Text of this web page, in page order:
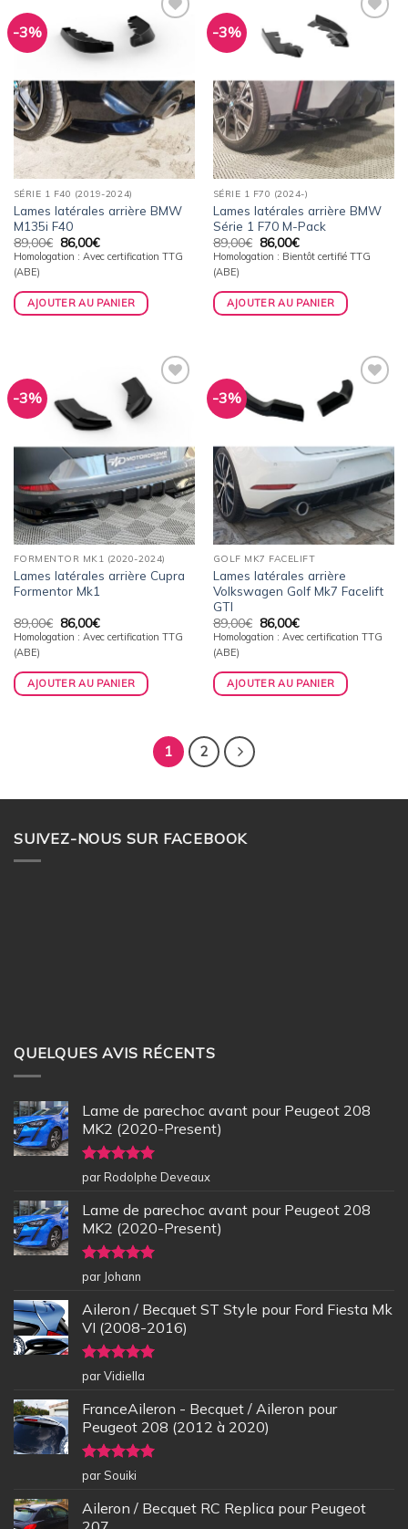
-3%
Ajouter
SÉRIE 1 F40 (2019-2024)
Lames latérales arrière BMW
M135i F40
89,00€ Le
prix
initial
89,00€.
86,00€Le
prix
actuel
86,00€.
Homologation : Avec certification TTG
(ABE)
AJOUTER AU PANIER
-3%
SÉRIE 1 F70 (2024-)
Lames latérales arrière BMW
Série 1 F70 M-Pack
89,00€ Le
prix
initial
89,00€.
86,00€Le
prix
actuel
86,00€.
Homologation : Bientôt certifié TTG
(ABE)
AJOUTER AU PANIER
-3%
Ajouter
FORMENTOR MK1 (2020-2024)
Lames latérales arrière Cupra
Formentor Mk1
89,00€ Le
prix
initial
89,00€.
86,00€Le
prix
actuel
86,00€.
Homologation : Avec certification TTG
(ABE)
AJOUTER AU PANIER
-3%
Ajouter
GOLF MK7 FACELIFT
Lames latérales arrière
Volkswagen Golf Mk7 Facelift
GTI
89,00€ Le
prix
initial
89,00€.
86,00€Le
prix
actuel
86,00€.
Homologation : Avec certification TTG
(ABE)
AJOUTER AU PANIER
1 2
SUIVEZ-NOUS SUR FACEBOOK
QUELQUES AVIS RÉCENTS
Lame de parechoc avant pour Peugeot 208
MK2 (2020-Present)
Note5sur
5
par Rodolphe Deveaux
Lame de parechoc avant pour Peugeot 208
MK2 (2020-Present)
Note5sur
5
par Johann
Aileron / Becquet ST Style pour Ford Fiesta Mk
VI (2008-2016)
Note5sur
5
par Vidiella
FranceAileron - Becquet / Aileron pour
Peugeot 208 (2012 à 2020)
Note5sur
5
par Souiki
Aileron / Becquet RC Replica pour Peugeot